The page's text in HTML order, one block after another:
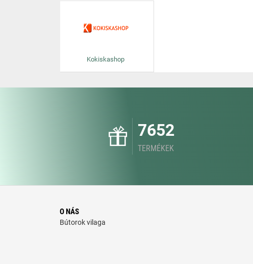
Kokiskashop
7652
TERMÉKEK
O NÁS
Bútorok vilaga